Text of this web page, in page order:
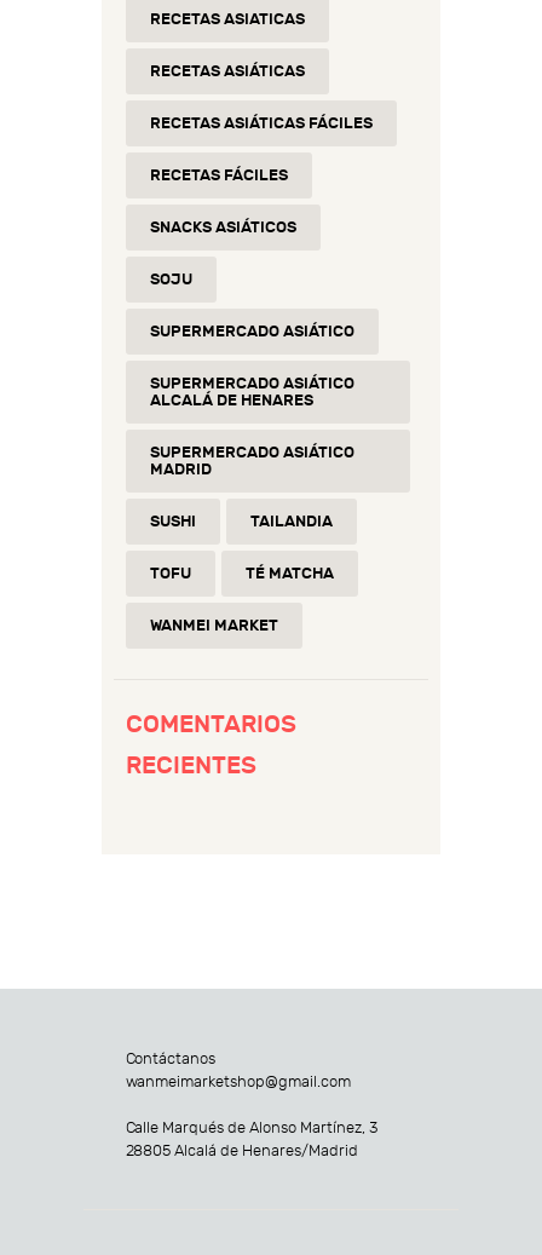
RECETAS ASIATICAS
RECETAS ASIÁTICAS
RECETAS ASIÁTICAS FÁCILES
RECETAS FÁCILES
SNACKS ASIÁTICOS
SOJU
SUPERMERCADO ASIÁTICO
SUPERMERCADO ASIÁTICO
ALCALÁ DE HENARES
SUPERMERCADO ASIÁTICO
MADRID
SUSHI TAILANDIA
TOFU TÉ MATCHA
WANMEI MARKET
COMENTARIOS
RECIENTES
Contáctanos
wanmeimarketshop@gmail.com
Calle Marqués de Alonso Martínez, 3
28805 Alcalá de Henares/Madrid